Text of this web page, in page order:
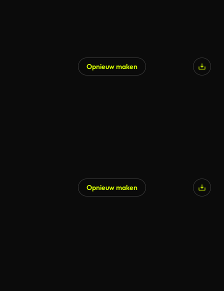
Opnieuw maken
Opnieuw maken